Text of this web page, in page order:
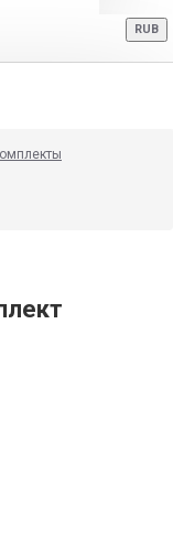
RUB